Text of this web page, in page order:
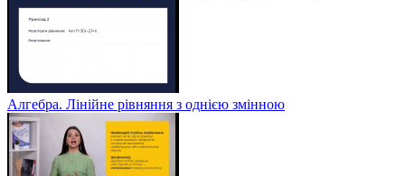
Алгебра. Лінійне рівняння з однією змінною